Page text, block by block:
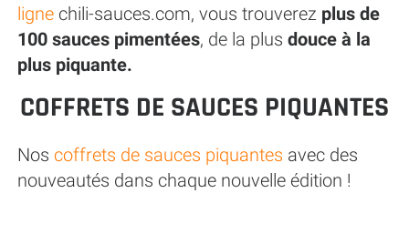
lignechili-sauces.com, vous trouverez plus de
100 sauces pimentées, de la plus douce à la
plus piquante.
COFFRETS DE SAUCES PIQUANTES
Nos coffrets de sauces piquantes avec des
nouveautés dans chaque nouvelle édition !